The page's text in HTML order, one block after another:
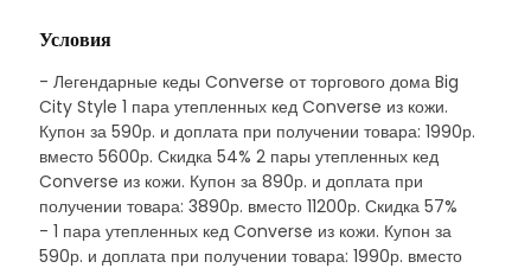
Условия
- Легендарные кеды Converse от торгового дома Big
City Style 1 пара утепленных кед Converse из кожи.
Купон за 590р. и доплата при получении товара: 1990р.
вместо 5600р. Скидка 54% 2 пары утепленных кед
Converse из кожи. Купон за 890р. и доплата при
получении товара: 3890р. вместо 11200р. Скидка 57%
- 1 пара утепленных кед Converse из кожи. Купон за
590р. и доплата при получении товара: 1990р. вместо